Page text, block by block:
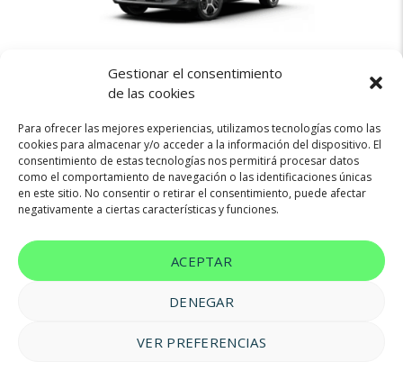
Gestionar el consentimiento
de las cookies
Para ofrecer las mejores experiencias, utilizamos tecnologías como las
cookies para almacenar y/o acceder a la información del dispositivo. El
consentimiento de estas tecnologías nos permitirá procesar datos
como el comportamiento de navegación o las identificaciones únicas
en este sitio. No consentir o retirar el consentimiento, puede afectar
negativamente a ciertas características y funciones.
ACEPTAR
DENEGAR
VER PREFERENCIAS
Microhíbrido Gasolina (MHEV) 145cv Automatica